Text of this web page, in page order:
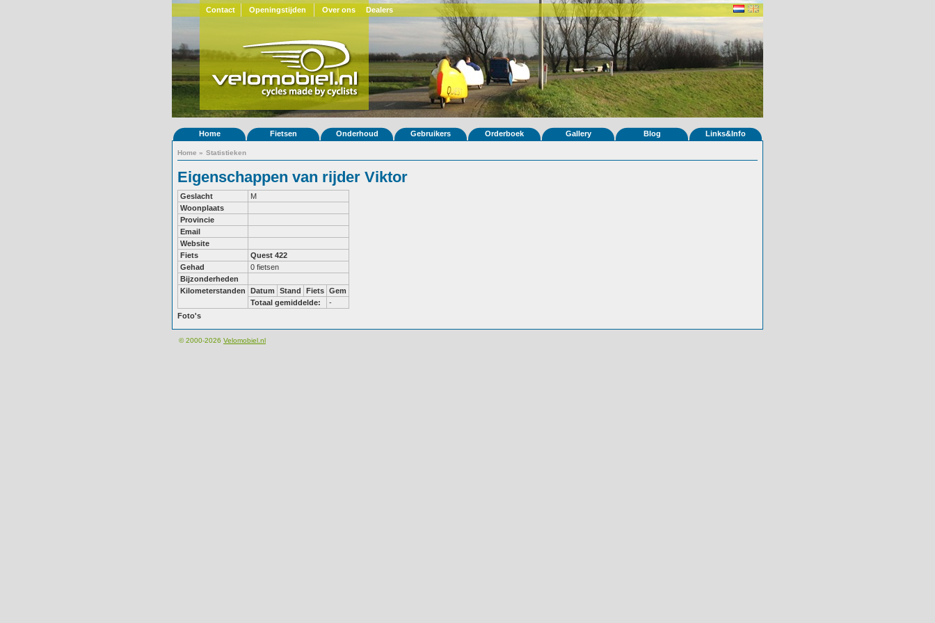
Contact Openingstijden Over ons Dealers
Home Fietsen Onderhoud Gebruikers Orderboek Gallery Blog Links&Info
Home » Statistieken
Eigenschappen van rijder Viktor
Geslacht
M
Woonplaats
Provincie
Email
Website
Fiets
Quest 422
Gehad
0 fietsen
Bijzonderheden
Kilometerstanden
Datum Stand Fiets Gem
Totaal gemiddelde:
-
Foto's
© 2000-2026 Velomobiel.nl